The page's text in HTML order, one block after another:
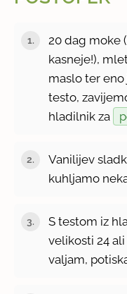
20 dag moke
kasneje!),
maslo ter
testo,
hladilnik za
Vanilijev
kuhljamo
S testom iz
velikosti 24
valjam,